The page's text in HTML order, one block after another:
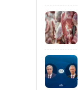
14:26